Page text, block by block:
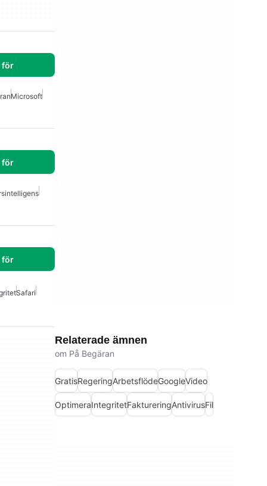
för
Microsoft
för
för
Safari
Relaterade ämnen
om På Begäran
GratisRegeringArbetsflödeGoogleVideo
OptimeraIntegritetFaktureringAntivirusFil